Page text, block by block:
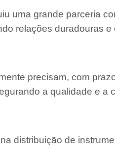
uma grande parceria
relações duradouras e
precisam, com
a qualidade e a
distribuição de